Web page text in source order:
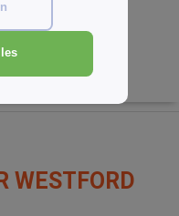
WESTFORD